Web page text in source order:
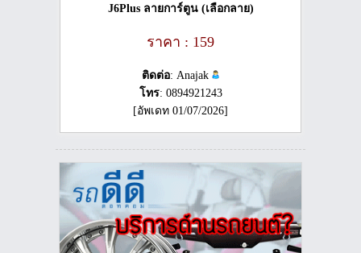
J6Plus ลายการ์ตูน (เลือกลาย)
ราคา : 159
ติดต่อ: Anajak
โทร: 0894921243
[อัพเดท 01/07/2026]